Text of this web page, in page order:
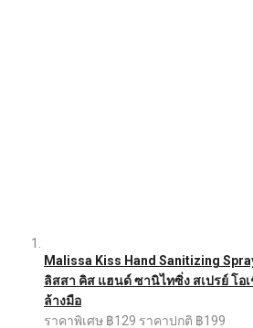
Malissa Kiss Hand Sanitizing
ลิสสา คิส แฮนด์ ซานิไทซิ่ง สเปรย์ โอ
ล้างมือ
ราคาพิเศษ ฿129 ราคาปกติ ฿199